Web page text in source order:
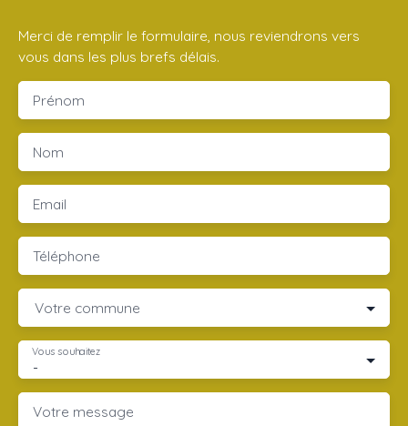
Merci de remplir le formulaire, nous reviendrons vers
vous dans les plus brefs délais.
Prénom
Nom
Email
Téléphone
Votre commune
-
Vous souhaitez
Votre message